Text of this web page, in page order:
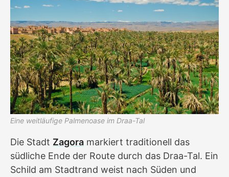
Eine weitläufige Palmenoase im Draa-Tal
Die Stadt Zagora markiert traditionell das
südliche Ende der Route durch das Draa-Tal. Ein
Schild am Stadtrand weist nach Süden und